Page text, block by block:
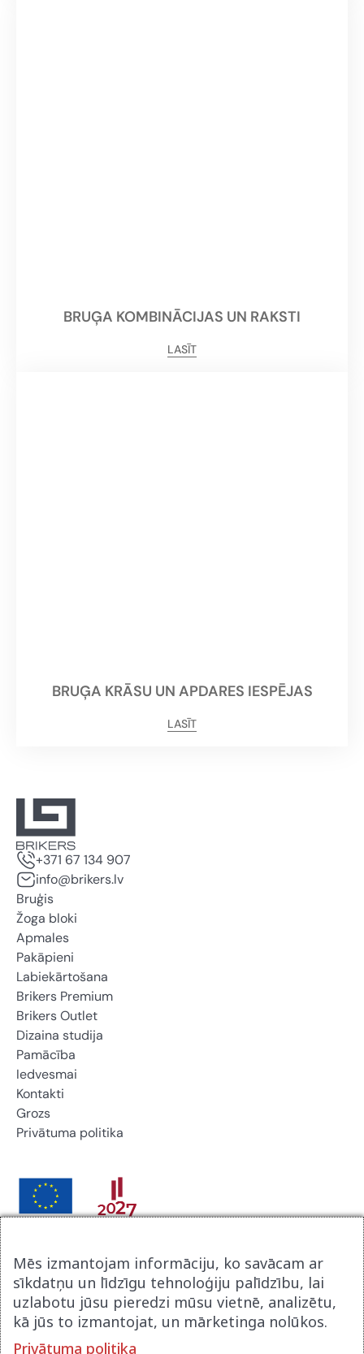
BRUĢA KOMBINĀCIJAS UN RAKSTI
LASĪT
BRUĢA KRĀSU UN APDARES IESPĒJAS
LASĪT
+371 67 134 907
info@brikers.lv
Bruģis
Žoga bloki
Apmales
Pakāpieni
Labiekārtošana
Brikers Premium
Brikers Outlet
Dizaina studija
Pamācība
Iedvesmai
Kontakti
Grozs
Privātuma politika
Brikers Latvija SIA noslēdza līgumu ar Latvijas
Investīcijas un attīstības aģentūru par atbalsta procesu
digitalizācijai komercdarbībā. Līguma nr 9.2-17-N-
2025/2915. Tā rezultātā tika izveidot jauna uzņēmuma
mājas lapa www.brikerspremium.lv . Projekts tika
Mēs izmantojam informāciju, ko savācam ar
sīkdatņu un līdzīgu tehnoloģiju palīdzību, lai
uzlabotu jūsu pieredzi mūsu vietnē, analizētu,
kā jūs to izmantojat, un mārketinga nolūkos.
Privātuma politika